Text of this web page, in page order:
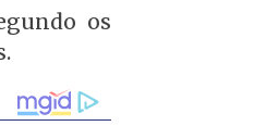
os